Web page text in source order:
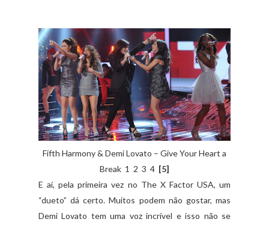
Fifth Harmony & Demi Lovato – Give Your Heart a
Break 1 2 3 4 [5]
E aí, pela primeira vez no The X Factor USA, um
“dueto” dá certo. Muitos podem não gostar, mas
Demi Lovato tem uma voz incrível e isso não se